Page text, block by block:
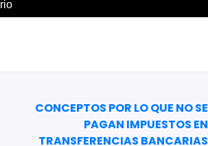
CONCEPTOS POR LO QUE NO SE
PAGAN IMPUESTOS EN
TRANSFERENCIAS BANCARIAS